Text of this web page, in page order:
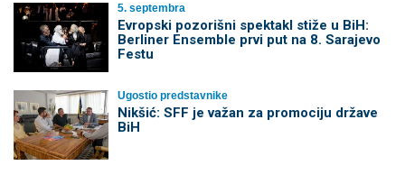
5. septembra
Evropski pozorišni spektakl stiže u BiH:
Berliner Ensemble prvi put na 8. Sarajevo
Festu
Ugostio predstavnike
Nikšić: SFF je važan za promociju države
BiH